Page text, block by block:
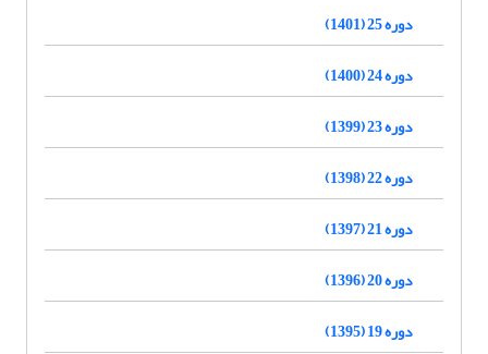
دوره 25 (1401)
دوره 24 (1400)
دوره 23 (1399)
دوره 22 (1398)
دوره 21 (1397)
دوره 20 (1396)
دوره 19 (1395)